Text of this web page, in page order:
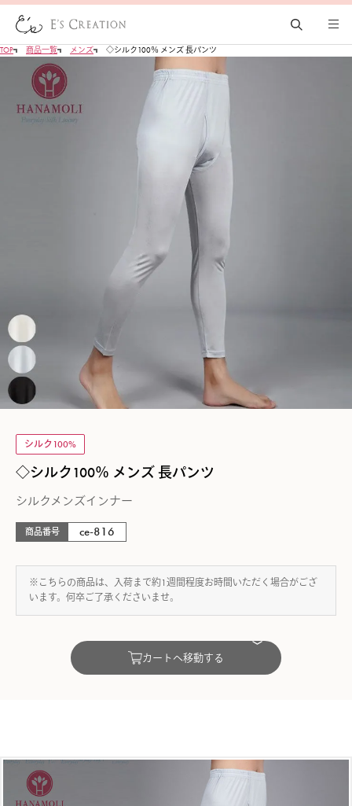
TOP 商品一覧 メンズ ◇シルク100％ メンズ 長パンツ
シルク100%
◇シルク100％ メンズ 長パンツ
シルクメンズインナー
商品番号 ce-816
※こちらの商品は、入荷まで約1週間程度お時間いただく場合がござ
います。何卒ご了承くださいませ。
カートへ移動する